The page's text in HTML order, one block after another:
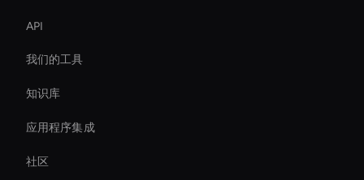
API
我们的工具
知识库
应用程序集成
社区